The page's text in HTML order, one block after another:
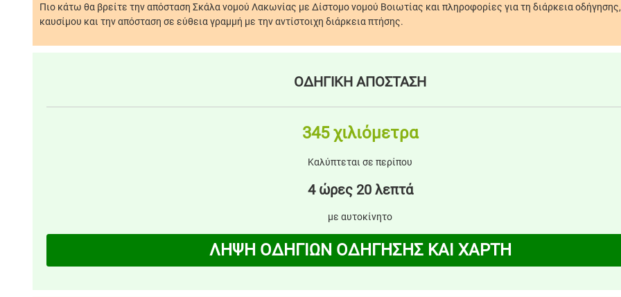
Πιο κάτω θα βρείτε την απόσταση Σκάλα νομού Λακωνίας με Δίστομο νομού Βοιωτίας και πληροφορίες για τη διάρκεια
καυσίμου και την απόσταση σε εύθεια γραμμή με την αντίστοιχη διάρκεια πτήσης.
ΟΔΗΓΙΚΗ ΑΠΟΣΤΑΣΗ
345 χιλιόμετρα
Καλύπτεται σε περίπου
4 ώρες 20 λεπτά
με αυτοκίνητο
ΛΗΨΗ ΟΔΗΓΙΩΝ ΟΔΗΓΗΣΗΣ ΚΑΙ ΧΑΡΤΗ